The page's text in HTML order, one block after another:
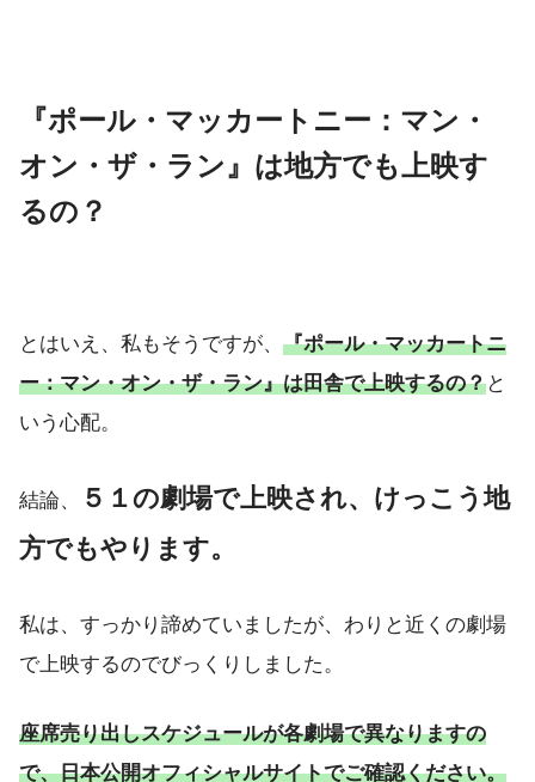
『ポール・マッカートニー：マン・
オン・ザ・ラン』は地方でも上映す
るの？
とはいえ、私もそうですが、 『ポール・マッカートニ
ー：マン・オン・ザ・ラン』は田舎で上映するの？と
いう心配。
結論、
５１の劇場で上映され、けっこう地
方でもやります。
私は、すっかり諦めていましたが、わりと近くの劇場
で上映するのでびっくりしました。
座席売り出しスケジュールが各劇場で異なりますの
で、日本公開オフィシャルサイトでご確認ください。